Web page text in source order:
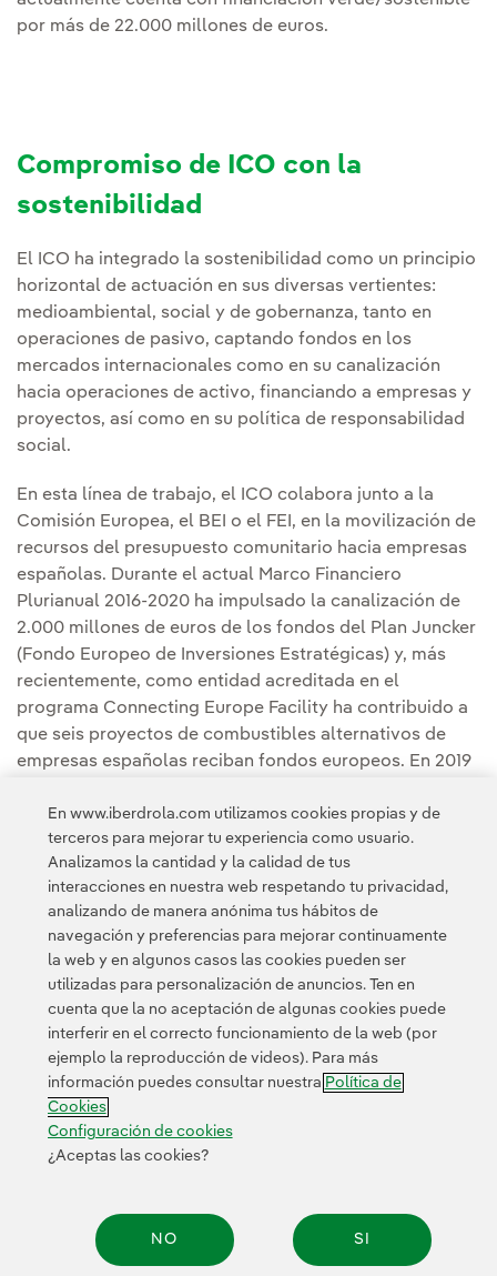
por más de 22.000 millones de euros.
Compromiso de ICO con la
sostenibilidad
El ICO ha integrado la sostenibilidad como un principio
horizontal de actuación en sus diversas vertientes:
medioambiental, social y de gobernanza, tanto en
operaciones de pasivo, captando fondos en los
mercados internacionales como en su canalización
hacia operaciones de activo, financiando a empresas y
proyectos, así como en su política de responsabilidad
social.
En esta línea de trabajo, el ICO colabora junto a la
Comisión Europea, el BEI o el FEI, en la movilización de
recursos del presupuesto comunitario hacia empresas
españolas. Durante el actual Marco Financiero
Plurianual 2016-2020 ha impulsado la canalización de
2.000 millones de euros de los fondos del Plan Juncker
(Fondo Europeo de Inversiones Estratégicas) y, más
recientemente, como entidad acreditada en el
programa Connecting Europe Facility ha contribuido a
que seis proyectos de combustibles alternativos de
empresas españolas reciban fondos europeos. En 2019
por importe de 500 millones de euros y se aprobaron
operaciones por más de 1.080 millones de euros para
financiar proyectos sostenibles medioambiental y
socialmente.
Contacta Clientes Política de Privacidad Información legal
Transparencia en el uso de la IA
Configuración de cookies Accesibilidad
En www.iberdrola.com utilizamos cookies propias y de
terceros para mejorar tu experiencia como usuario.
Analizamos la cantidad y la calidad de tus
interacciones en nuestra web respetando tu privacidad,
analizando de manera anónima tus hábitos de
navegación y preferencias para mejorar continuamente
la web y en algunos casos las cookies pueden ser
utilizadas para personalización de anuncios. Ten en
cuenta que la no aceptación de algunas cookies puede
interferir en el correcto funcionamiento de la web (por
ejemplo la reproducción de videos). Para más
información puedes consultar nuestra Política de
Cookies
Configuración de cookies
¿Aceptas las cookies?
NO SI